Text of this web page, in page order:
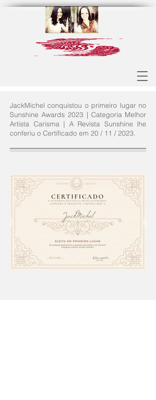
JackMichel conquistou o primeiro lugar no
Sunshine Awards 2023 | Categoria Melhor
Artista Carisma | A Revista Sunshine lhe
conferiu o Certificado em 20 / 11 / 2023.